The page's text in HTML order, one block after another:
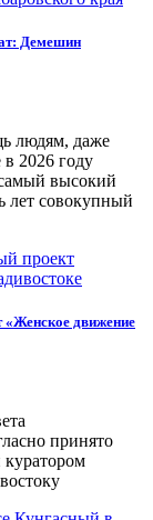
Демешин
людям, даже
2026 году
высокий
лет совокупный
«Женское движение
принято